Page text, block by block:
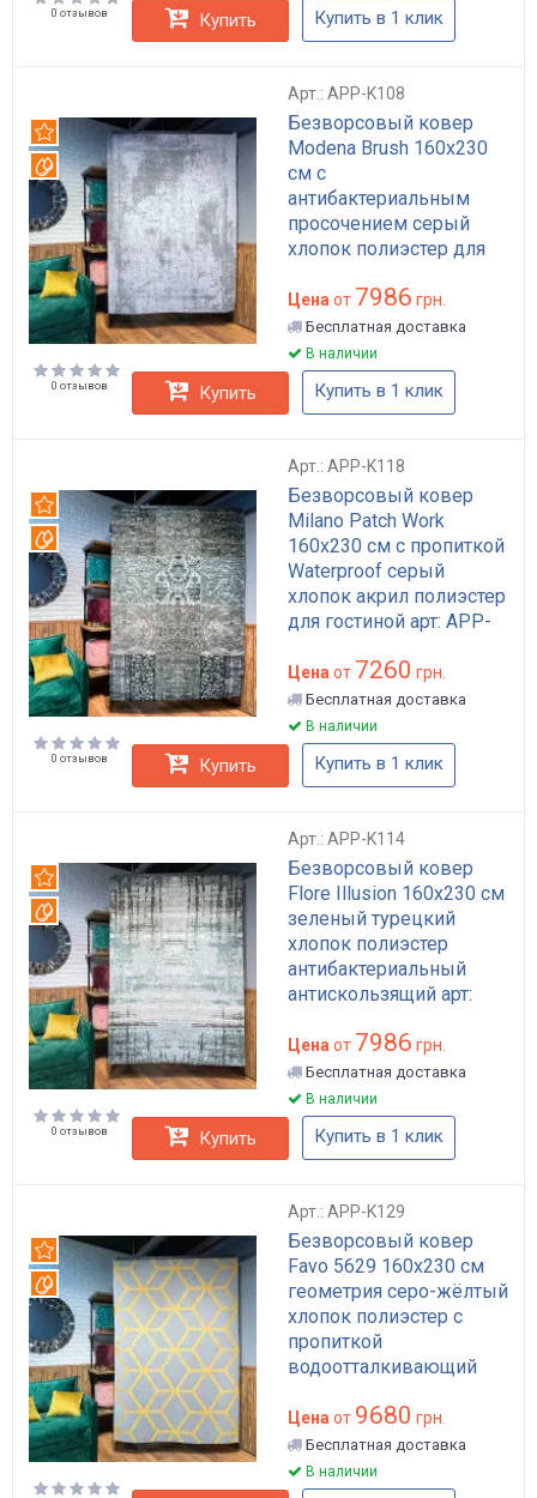
0 отзывов Купить Купить в 1 клик
Арт.: APP-K108
Безворсовый ковер
Modena Brush 160x230
см с
антибактериальным
просочением серый
хлопок полиэстер для
K108
Рекомендуем
Вотерпруф
Цена от 7986 грн.
Бесплатная доставка
В наличии
0 отзывов Купить Купить в 1 клик
Арт.: APP-K118
Безворсовый ковер
Milano Patch Work
160x230 см с пропиткой
Waterproof серый
хлопок акрил полиэстер
для гостиной арт: APP-
Рекомендуем
Вотерпруф
Цена от 7260 грн.
Бесплатная доставка
В наличии
0 отзывов Купить Купить в 1 клик
Арт.: APP-K114
Безворсовый ковер
Flore Illusion 160x230 см
зеленый турецкий
хлопок полиэстер
антибактериальный
антискользящий арт:
Рекомендуем
Вотерпруф
Цена от 7986 грн.
Бесплатная доставка
В наличии
0 отзывов Купить Купить в 1 клик
Арт.: APP-K129
Безворсовый ковер
Favo 5629 160x230 см
геометрия серо-жёлтый
хлопок полиэстер с
пропиткой
водоотталкивающий
K129
Рекомендуем
Вотерпруф
Цена от 9680 грн.
Бесплатная доставка
В наличии